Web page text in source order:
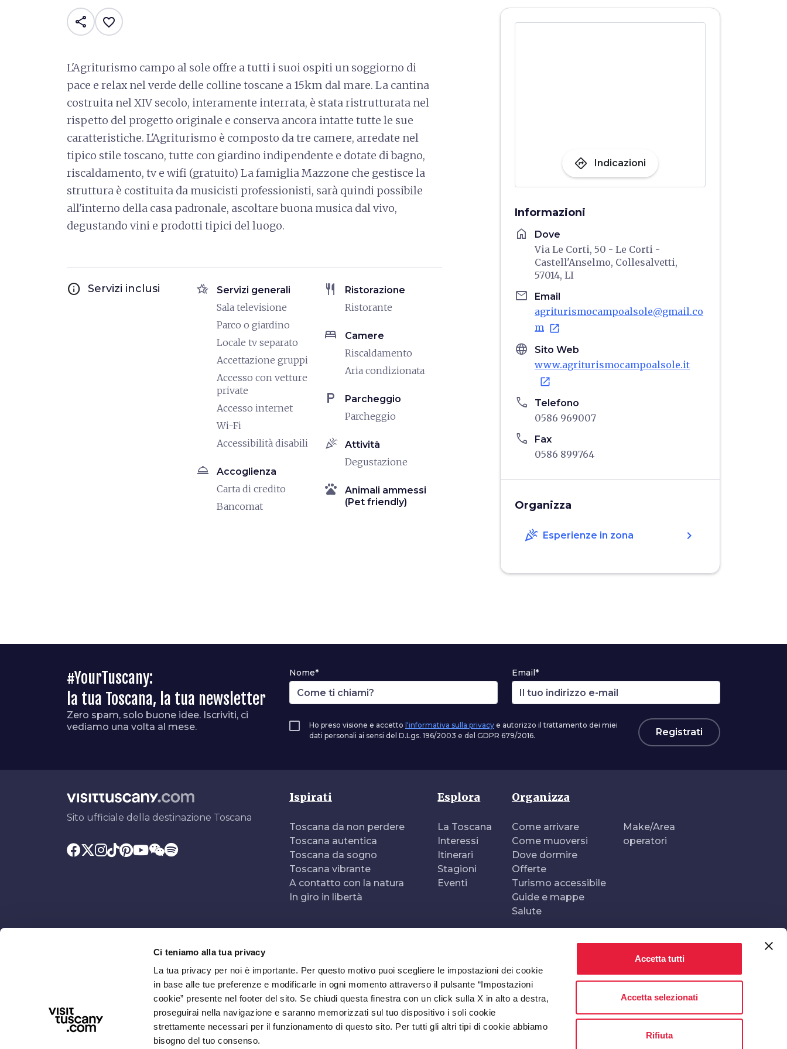
Ci teniamo alla tua privacy
La tua privacy per noi è importante. Per questo motivo puoi scegliere le impostazioni dei cookie
in base alle tue preferenze e modificarle in ogni momento attraverso il pulsante “Impostazioni
cookie” presente nel footer del sito. Se chiudi questa finestra con un click sulla X in alto a destra,
proseguirai nella navigazione e saranno memorizzati sul tuo dispositivo i soli cookie
strettamente necessari per il funzionamento di questo sito. Per tutti gli altri tipi di cookie abbiamo
bisogno del tuo consenso.
Accetta tutti
Accetta selezionati
Rifiuta
share favorite_border
L'Agriturismo campo al sole offre a tutti i suoi ospiti un soggiorno di
pace e relax nel verde delle colline toscane a 15km dal mare. La cantina
costruita nel XIV secolo, interamente interrata, è stata ristrutturata nel
rispetto del progetto originale e conserva ancora intatte tutte le sue
caratteristiche. L'Agriturismo è composto da tre camere, arredate nel
tipico stile toscano, tutte con giardino indipendente e dotate di bagno,
riscaldamento, tv e wifi (gratuito) La famiglia Mazzone che gestisce la
struttura è costituita da musicisti professionisti, sarà quindi possibile
all'interno della casa padronale, ascoltare buona musica dal vivo,
degustando vini e prodotti tipici del luogo.
info Servizi inclusi hotel_class Servizi generali
Sala televisione
Parco o giardino
Locale tv separato
Accettazione gruppi
Accesso con vetture
private
Accesso internet
Wi-Fi
Accessibilità disabili
room_service Accoglienza
Carta di credito
Bancomat
restaurant Ristorazione
Ristorante
bed Camere
Riscaldamento
Aria condizionata
local_parking Parcheggio
Parcheggio
celebration Attività
Degustazione
pets
Animali ammessi
(Pet friendly)
directions Indicazioni
Informazioni
home Dove
Via Le Corti, 50 - Le Corti -
Castell'Anselmo, Collesalvetti,
57014, LI
email Email
agriturismocampoalsole@gmail.co
m open_in_new
language Sito Web
www.agriturismocampoalsole.it
open_in_new
phone Telefono
0586 969007
phone Fax
0586 899764
Organizza
celebration Esperienze in zona chevron_right
#YourTuscany:
la tua Toscana, la tua newsletter
Zero spam, solo buone idee. Iscriviti, ci
vediamo una volta al mese.
Nome* Email*
Ho preso visione e accetto l'informativa sulla privacy e autorizzo il trattamento dei miei
dati personali ai sensi del D.Lgs. 196/2003 e del GDPR 679/2016.
Registrati
Sito ufficiale della destinazione Toscana
Ispirati
Toscana da non perdere
Toscana autentica
Toscana da sogno
Toscana vibrante
A contatto con la natura
In giro in libertà
Esplora
La Toscana
Interessi
Itinerari
Stagioni
Eventi
Organizza
Come arrivare
Come muoversi
Dove dormire
Offerte
Turismo accessibile
Guide e mappe
Salute
Make/Area
operatori
In collaborazione con